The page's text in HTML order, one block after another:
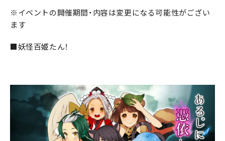
※イベントの開催期間・内容は変更になる可能性がござい
ます
■妖怪百姫たん！